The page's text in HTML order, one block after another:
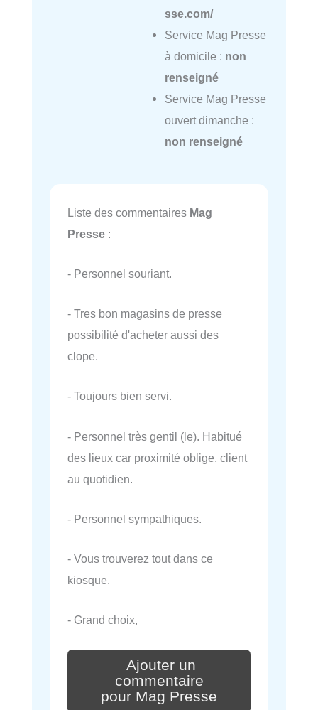
sse.com/
Service Mag Presse
à domicile : non
renseigné
Service Mag Presse
ouvert dimanche :
non renseigné
Liste des commentaires Mag
Presse :
- Personnel souriant.
- Tres bon magasins de presse
possibilité d'acheter aussi des
clope.
- Toujours bien servi.
- Personnel très gentil (le). Habitué
des lieux car proximité oblige, client
au quotidien.
- Personnel sympathiques.
- Vous trouverez tout dans ce
kiosque.
- Grand choix,
Ajouter un
commentaire
pour Mag Presse